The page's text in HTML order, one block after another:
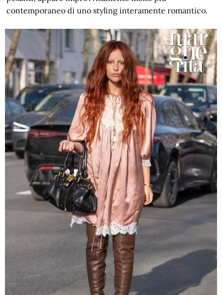
contemporaneo di uno styling interamente romantico.